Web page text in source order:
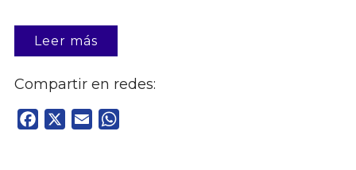
Leer más
Compartir en redes:
Facebook Email